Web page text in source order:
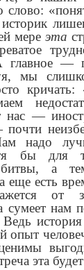
слово:
мере эта
главное —
мы
нас —
надо
бы для
битвы, а
еще есть
от
сумеет нам
Ведь
опыт
эта